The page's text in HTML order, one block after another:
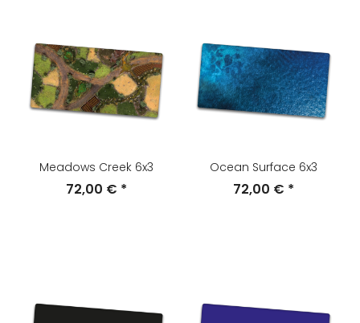
Meadows Creek 6x3
72,00 € *
Ocean Surface 6x3
72,00 € *